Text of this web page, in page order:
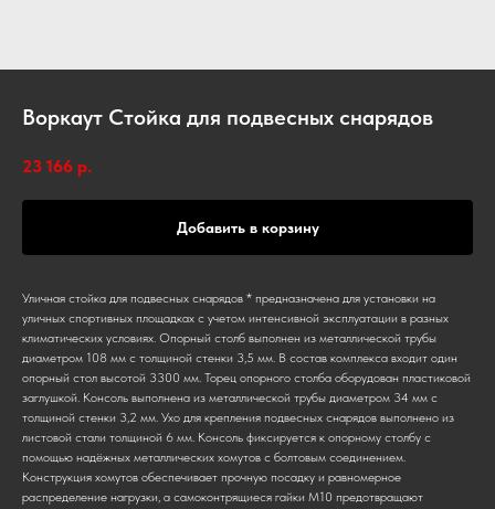
Воркаут Стойка для подвесных снарядов
23 166 р.
Добавить в корзину
Уличная стойка для подвесных снарядов * предназначена для установки на
уличных спортивных площадках с учетом интенсивной эксплуатации в разных
климатических условиях. Опорный столб выполнен из металлической трубы
диаметром 108 мм с толщиной стенки 3,5 мм. В состав комплекса входит один
опорный стол высотой 3300 мм. Торец опорного столба оборудован пластиковой
заглушкой. Консоль выполнена из металлической трубы диаметром 34 мм с
толщиной стенки 3,2 мм. Ухо для крепления подвесных снарядов выполнено из
листовой стали толщиной 6 мм. Консоль фиксируется к опорному столбу с
помощью надёжных металлических хомутов с болтовым соединением.
Конструкция хомутов обеспечивает прочную посадку и равномерное
распределение нагрузки, а самоконтрящиеся гайки М10 предотвращают